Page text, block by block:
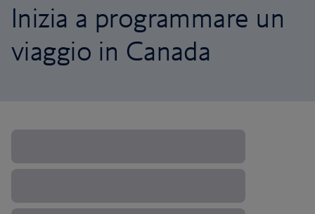
Inizia a programmare un
viaggio in Canada